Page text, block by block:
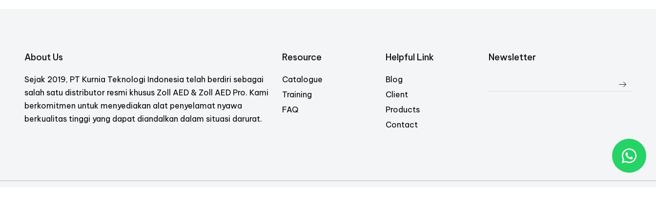
About Us
Sejak 2019, PT Kurnia Teknologi Indonesia telah berdiri sebagai
salah satu distributor resmi khusus Zoll AED & Zoll AED Pro. Kami
berkomitmen untuk menyediakan alat penyelamat nyawa
berkualitas tinggi yang dapat diandalkan dalam situasi darurat.
Resource
Catalogue
Training
FAQ
Helpful Link
Blog
Client
Products
Contact
Newsletter